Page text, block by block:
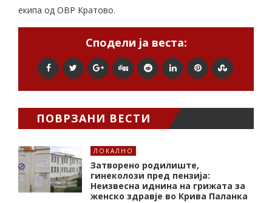
екипа од ОВР Кратово.
Сподели ја веста:
ПОВРЗАНИ ВЕСТИ
ЛОКАЛНО
Затворено родилиште,
гинеколози пред пензија:
Неизвесна иднина на грижата за
женско здравје во Крива Паланка